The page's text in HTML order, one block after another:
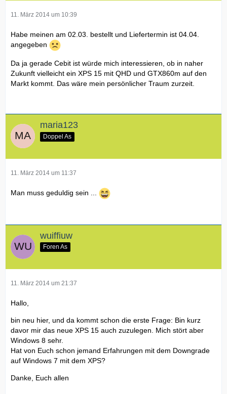
11. März 2014 um 10:39
Habe meinen am 02.03. bestellt und Liefertermin ist 04.04.
angegeben
Da ja gerade Cebit ist würde mich interessieren, ob in naher
Zukunft vielleicht ein XPS 15 mit QHD und GTX860m auf den
Markt kommt. Das wäre mein persönlicher Traum zurzeit.
maria123
Doppel As
11. März 2014 um 11:37
Man muss geduldig sein ...
wuiffiuw
Foren As
11. März 2014 um 21:37
Hallo,
bin neu hier, und da kommt schon die erste Frage: Bin kurz
davor mir das neue XPS 15 auch zuzulegen. Mich stört aber
Windows 8 sehr.
Hat von Euch schon jemand Erfahrungen mit dem Downgrade
auf Windows 7 mit dem XPS?
Danke, Euch allen